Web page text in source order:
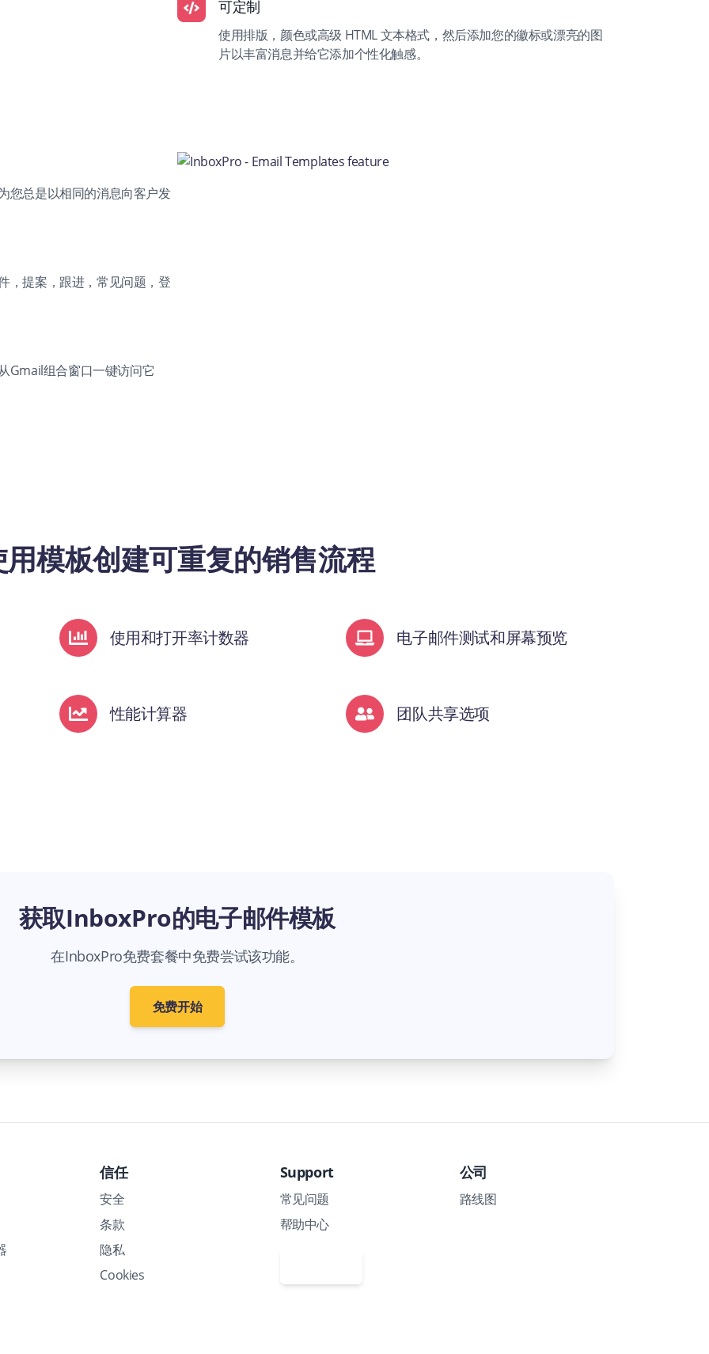
可定制
使用排版，颜色或高级 HTML 文本格式，然后添加您的徽标或漂亮的图
片以丰富消息并给它添加个性化触感。
您总是以相同的消息向客户发
，提案，跟进，常见问题，登
Gmail组合窗口一键访问它
用模板创建可重复的销售流程
使用和打开率计数器
性能计算器
电子邮件测试和屏幕预览
团队共享选项
获取InboxPro的电子邮件模板
在InboxPro免费套餐中免费尝试该功能。
免费开始
信任
安全
条款
隐私
Cookies
Support
常见问题
帮助中心
公司
路线图